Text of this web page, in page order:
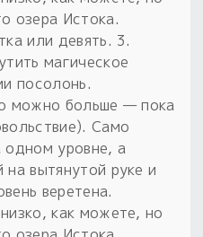
озера Истока.
или девять. 3.
магическое
посолонь.
можно больше — пока
Само
одном уровне, а
вытянутой руке и
веретена.
как можете, но